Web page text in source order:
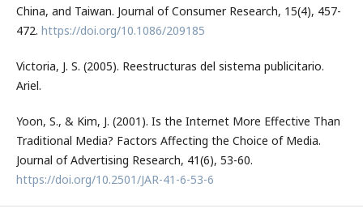
China, and Taiwan. Journal of Consumer Research, 15(4), 457-
472. https://doi.org/10.1086/209185
Victoria, J. S. (2005). Reestructuras del sistema publicitario.
Ariel.
Yoon, S., & Kim, J. (2001). Is the Internet More Effective Than
Traditional Media? Factors Affecting the Choice of Media.
Journal of Advertising Research, 41(6), 53-60.
https://doi.org/10.2501/JAR-41-6-53-6